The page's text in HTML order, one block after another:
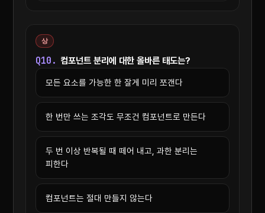
상
Q10. 컴포넌트 분리에 대한 올바른 태도는?
모든 요소를 가능한 한 잘게 미리 쪼갠다
한 번만 쓰는 조각도 무조건 컴포넌트로 만든다
두 번 이상 반복될 때 떼어 내고, 과한 분리는
피한다
컴포넌트는 절대 만들지 않는다